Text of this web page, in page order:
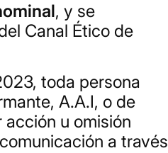
, y se
Canal Ético de
toda persona
A.A.I, o de
u omisión
a través